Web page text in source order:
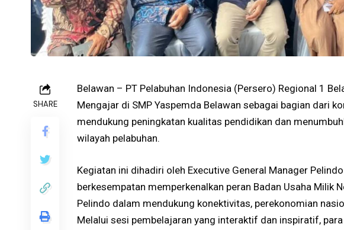
SHARE
Belawan – PT Pelabuhan Indonesia (Persero) Regional 1
Mengajar di SMP Yaspemda Belawan sebagai bagian dari
mendukung peningkatan kualitas pendidikan dan
wilayah pelabuhan.
Kegiatan ini dihadiri oleh Executive General Manager
berkesempatan memperkenalkan peran Badan Usaha Milik
Pelindo dalam mendukung konektivitas, perekonomian
Melalui sesi pembelajaran yang interaktif dan inspiratif,